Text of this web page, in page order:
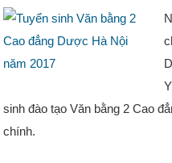
sinh đào tạo Văn bằng 2 Cao
chính.